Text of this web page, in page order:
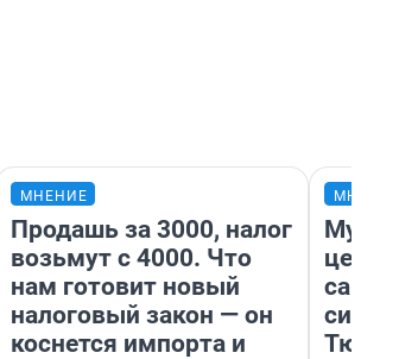
МНЕНИЕ
Продашь за 3000, налог
возьмут с 4000. Что
нам готовит новый
налоговый закон — он
коснется импорта и